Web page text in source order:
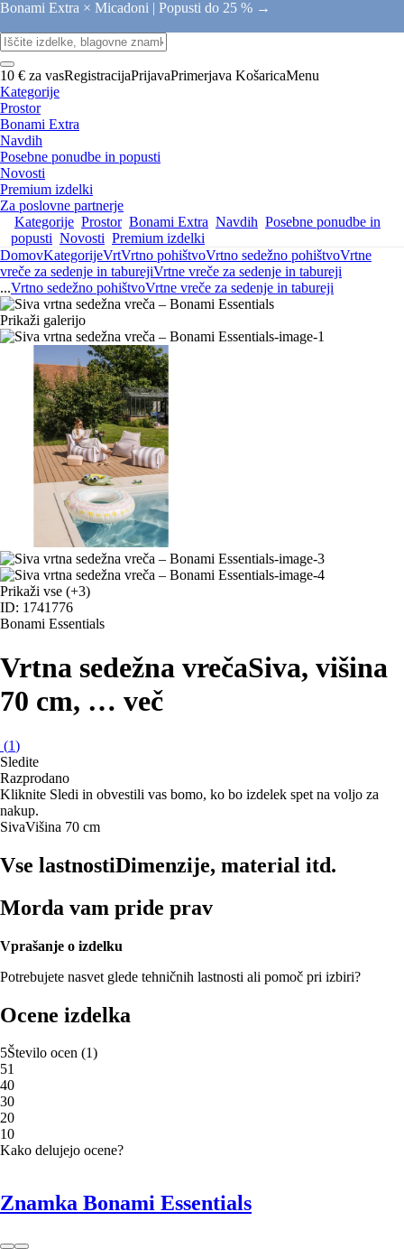
Bonami Extra × Micadoni | Popusti do 25 % →
10 € za vasRegistracijaPrijavaPrimerjava KošaricaMenu
Kategorije
Prostor
Bonami Extra
Navdih
Posebne ponudbe in popusti
Novosti
Premium izdelki
Za poslovne partnerje
Kategorije Prostor Bonami Extra Navdih Posebne ponudbe in
popusti Novosti Premium izdelki
DomovKategorijeVrtVrtno pohištvoVrtno sedežno pohištvoVrtne
vreče za sedenje in taburejiVrtne vreče za sedenje in tabureji
...Vrtno sedežno pohištvoVrtne vreče za sedenje in tabureji
Prikaži galerijo
Prikaži vse (+3)
ID: 1741776
Bonami Essentials
Vrtna sedežna vrečaSiva, višina
70 cm, … več
(1)
Sledite
Razprodano
Kliknite Sledi in obvestili vas bomo, ko bo izdelek spet na voljo za
nakup.
SivaVišina 70 cm
Vse lastnostiDimenzije, material itd.
Morda vam pride prav
Vprašanje o izdelku
Potrebujete nasvet glede tehničnih lastnosti ali pomoč pri izbiri?
Ocene izdelka
5Število ocen (1)
51
40
30
20
10
Kako delujejo ocene?
Znamka Bonami Essentials